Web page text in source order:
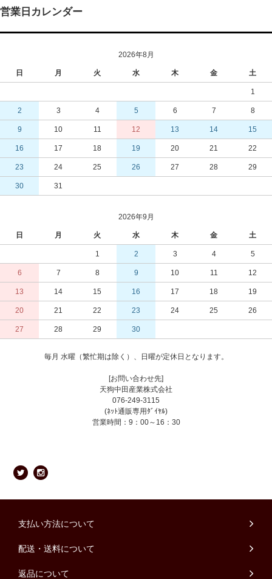
営業日カレンダー
2026年8月
日 月 火 水 木 金 土
1
2 3 4 5 6 7 8
9 10 11 12 13 14 15
16 17 18 19 20 21 22
23 24 25 26 27 28 29
30 31
2026年9月
日 月 火 水 木 金 土
1 2 3 4 5
6 7 8 9 10 11 12
13 14 15 16 17 18 19
20 21 22 23 24 25 26
27 28 29 30
毎月 水曜（繁忙期は除く）、日曜が定休日となります。
[お問い合わせ先]
天狗中田産業株式会社
076-249-3115
(ﾈｯﾄ通販専用ﾀﾞｲﾔﾙ)
営業時間：9：00～16：30
支払い方法について
配送・送料について
返品について